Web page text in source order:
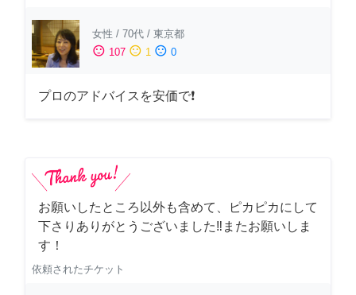
女性 / 70代 / 東京都
sentiment_satisfied 107 sentiment_neutral 1 sentiment_dissatisfied 0
プロのアドバイスを安価で❗
お願いしたところ以外も含めて、ピカピカにして
下さりありがとうございました‼️またお願いしま
す！
依頼されたチケット